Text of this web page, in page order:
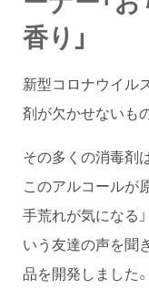
香り」
新型コロナウイル
剤が欠かせないも
その多くの消毒剤
このアルコールが
手荒れが気になる
いう友達の声を聞
品を開発しました